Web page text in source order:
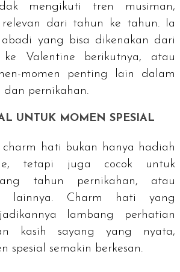
mengikuti tren musiman,
dari tahun ke tahun. Ia
yang bisa dikenakan dari
Valentine berikutnya, atau
momen penting lain dalam
pernikahan.
UNTUK MOMEN SPESIAL
charm hati bukan hanya hadiah
tetapi juga cocok untuk
tahun pernikahan, atau
lainnya. Charm hati yang
lambang perhatian
kasih sayang yang nyata,
spesial semakin berkesan.